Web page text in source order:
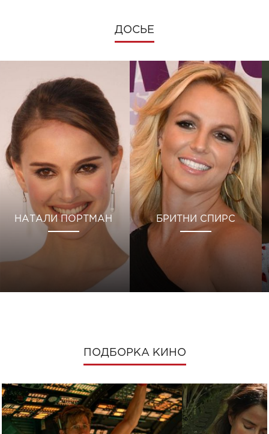
ДОСЬЕ
НАТАЛИ ПОРТМАН БРИТНИ СПИРС
ПОДБОРКА КИНО